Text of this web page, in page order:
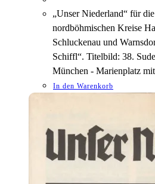
„Unser Niederland“ für
nordböhmischen Kreise
Schluckenau und
Schiffl“. Titelbild: 38.
München - Marienplatz
In den Warenkorb